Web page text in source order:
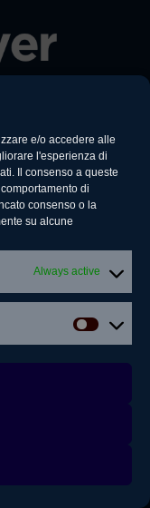
e/o accedere alle
l'esperienza di
Il consenso a queste
di
consenso o la
su alcune
Always active
216.066,48 €